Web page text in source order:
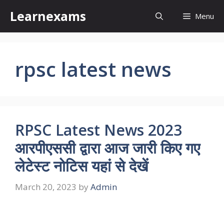
content
Learnexams Menu
rpsc latest news
RPSC Latest News 2023
आरपीएससी द्वारा आज जारी किए गए
लेटेस्ट नोटिस यहां से देखें
March 20, 2023 by Admin